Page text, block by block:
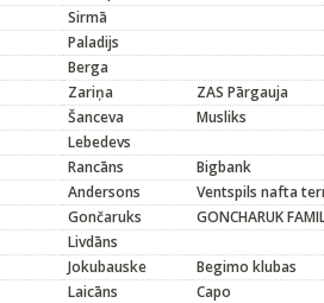
Sirmā
Paladijs
Berga
Zariņa
ZAS Pārgauja
Šanceva
Musliks
Lebedevs
Rancāns
Bigbank
Andersons
Ventspils nafta
Gončaruks
GONCHARUK
Livdāns
Jokubauske
Begimo klubas
Laicāns
Capo